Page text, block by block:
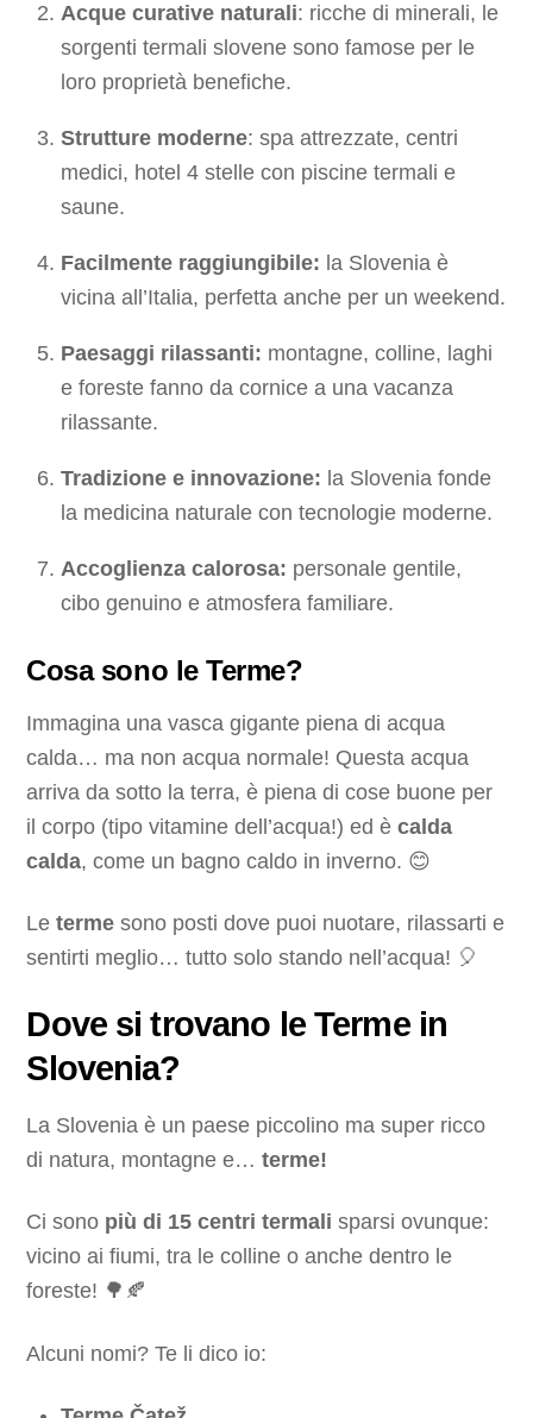
Acque curative naturali: ricche di minerali, le
sorgenti termali slovene sono famose per le
loro proprietà benefiche.
Strutture moderne: spa attrezzate, centri
medici, hotel 4 stelle con piscine termali e
saune.
Facilmente raggiungibile: la Slovenia è
vicina all’Italia, perfetta anche per un weekend.
Paesaggi rilassanti: montagne, colline, laghi
e foreste fanno da cornice a una vacanza
rilassante.
Tradizione e innovazione: la Slovenia fonde
la medicina naturale con tecnologie moderne.
Accoglienza calorosa: personale gentile,
cibo genuino e atmosfera familiare.
Cosa sono le Terme?
Immagina una vasca gigante piena di acqua
calda… ma non acqua normale! Questa acqua
arriva da sotto la terra, è piena di cose buone per
il corpo (tipo vitamine dell’acqua!) ed ècalda
calda, come un bagno caldo in inverno. 😊
Leterme sono posti dove puoi nuotare, rilassarti e
sentirti meglio… tutto solo stando nell’acqua! 🎈
Dove si trovano le Terme in
Slovenia?
La Slovenia è un paese piccolino ma super ricco
di natura, montagne e…terme!
Ci sono più di 15 centri termali sparsi ovunque:
vicino ai fiumi, tra le colline o anche dentro le
foreste! 🌳🍂
Alcuni nomi? Te li dico io: